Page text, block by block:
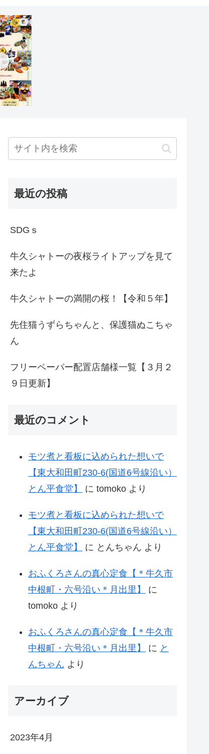
最近の投稿
SDGｓ
牛久シャトーの夜桜ライトアップを見て
来たよ
牛久シャトーの満開の桜！【令和５年】
先住猫うずらちゃんと、保護猫ぬこちゃ
ん
フリーペーパー配置店舗様一覧【３月２
９日更新】
最近のコメント
モツ煮と看板に込められた想いで
【東大和田町230-6(国道6号線沿い）
とん平食堂】
に tomoko より
モツ煮と看板に込められた想いで
【東大和田町230-6(国道6号線沿い）
とん平食堂】
に とんちゃん より
おふくろさんの真心定食【＊牛久市
中根町・六号沿い＊月出里】
に
tomoko より
おふくろさんの真心定食【＊牛久市
中根町・六号沿い＊月出里】
に と
んちゃん より
アーカイブ
2023年4月